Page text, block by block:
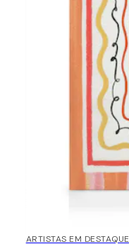
30%*
ARTISTAS EM DESTAQUE